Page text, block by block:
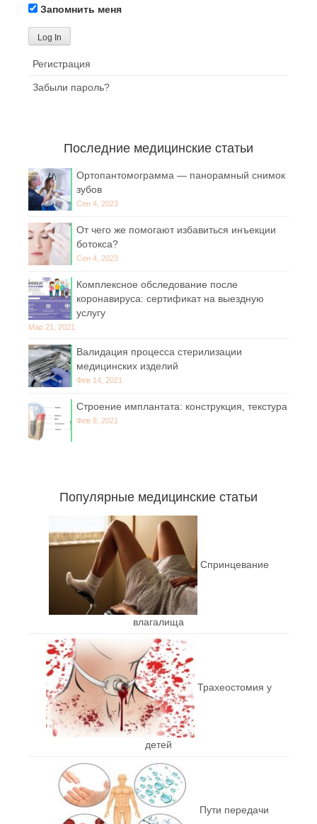
Запомнить меня
Регистрация
Забыли пароль?
Последние медицинские статьи
Ортопантомограмма — панорамный снимок
зубов
Сен 4, 2023
От чего же помогают избавиться инъекции
ботокса?
Сен 4, 2023
Комплексное обследование после
коронавируса: сертификат на выездную
услугу
Мар 21, 2021
Валидация процесса стерилизации
медицинских изделий
Фев 14, 2021
Строение имплантата: конструкция, текстура
Фев 8, 2021
Популярные медицинские статьи
Спринцевание
влагалища
Трахеостомия у
детей
Пути передачи